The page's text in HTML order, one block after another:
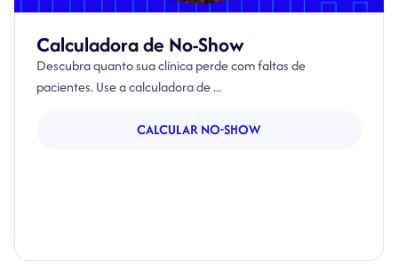
Calculadora de No-Show
Descubra quanto sua clínica perde com faltas de
pacientes. Use a calculadora de ...
CALCULAR NO-SHOW